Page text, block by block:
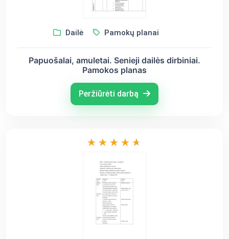
Dailė Pamokų planai
Papuošalai, amuletai. Senieji dailės dirbiniai.
Pamokos planas
Peržiūrėti darbą